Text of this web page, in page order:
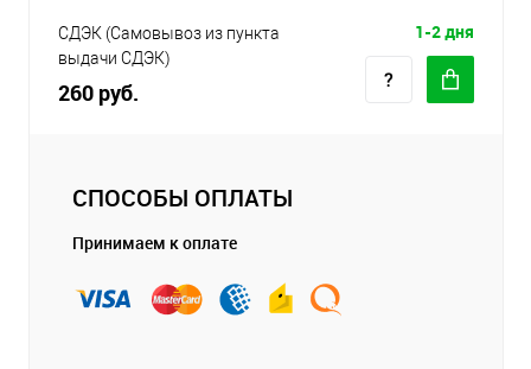
СДЭК (Самовывоз из пункта
выдачи СДЭК)
260 руб.
1-2 дня
СПОСОБЫ ОПЛАТЫ
Принимаем к оплате